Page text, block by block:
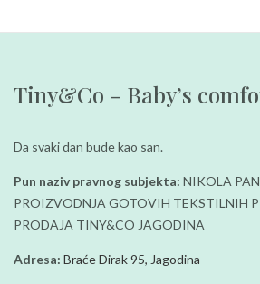
Tiny&Co – Baby’s
Da svaki dan bude kao san.
Pun naziv pravnog subjekta: NIKOLA
PROIZVODNJA GOTOVIH TEKSTILNIH
PRODAJA TINY&CO JAGODINA
Adresa: Braće Dirak 95, Jagodina